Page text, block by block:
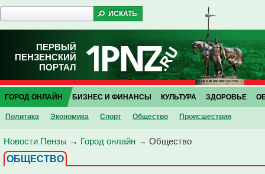
ПЕРВЫЙ
ПЕНЗЕНСКИЙ
ПОРТАЛ
ГОРОД ОНЛАЙН
Политика Экономика Спорт Общество Проиcшествия
БИЗНЕС И ФИНАНСЫ КУЛЬТУРА ЗДОРОВЬЕ
Новости Пензы → Город онлайн → Общество
ОБЩЕСТВО